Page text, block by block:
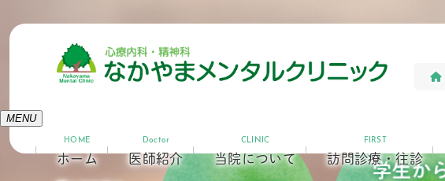
MENU
HOME
ホーム
Doctor
医師紹介
CLINIC
当院について
FIRST
訪問診療・往診